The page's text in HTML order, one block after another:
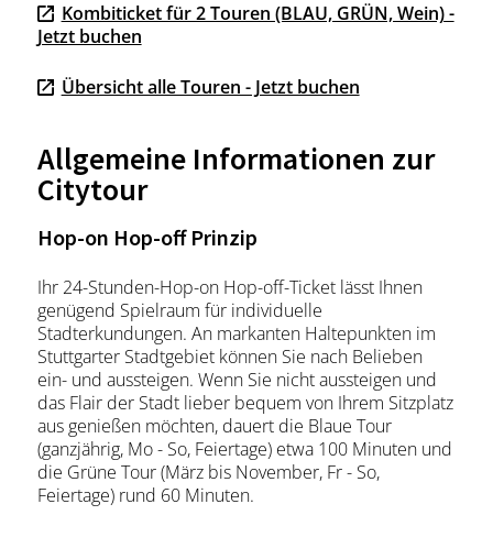
Kombiticket für 2 Touren (BLAU, GRÜN, Wein) -
Jetzt buchen
Übersicht alle Touren - Jetzt buchen
Allgemeine Informationen zur
Citytour
Hop-on Hop-off Prinzip
Ihr 24­-Stunden-Hop-on Hop-off-Ticket lässt Ihnen
genügend Spielraum für individuelle
Stadterkundungen. An markanten Haltepunkten im
Stuttgarter Stadtgebiet können Sie nach Belieben
ein- und aussteigen. Wenn Sie nicht aussteigen und
das Flair der Stadt lieber bequem von Ihrem Sitzplatz
aus genießen möchten, dauert die Blaue Tour
(ganzjährig, Mo - So, Feiertage) etwa 100 Minuten und
die Grüne Tour (März bis November, Fr - So,
Feiertage) rund 60 Minuten.